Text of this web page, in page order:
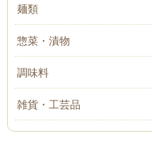
麺類
惣菜・漬物
調味料
雑貨・工芸品